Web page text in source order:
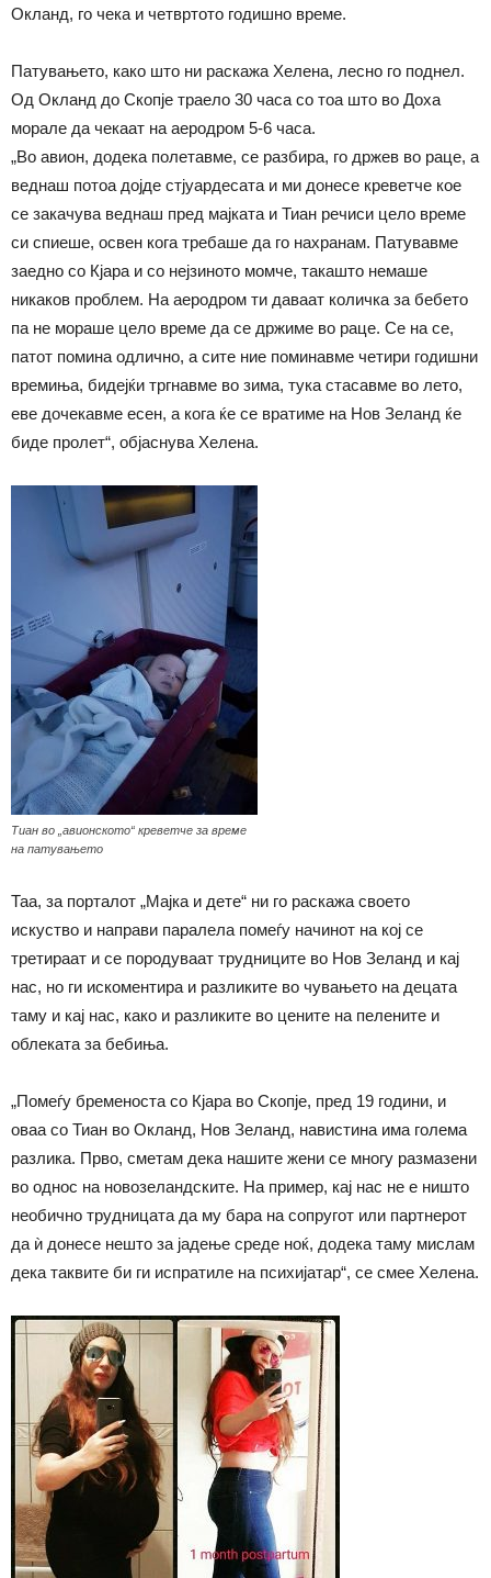
Окланд, го чека и четвртото годишно време.
Патувањето, како што ни раскажа Хелена, лесно го поднел.
Од Окланд до Скопје траело 30 часа со тоа што во Доха
морале да чекаат на аеродром 5-6 часа.
„Во авион, додека полетавме, се разбира, го држев во раце, а
веднаш потоа дојде стјуардесата и ми донесе креветче кое
се закачува веднаш пред мајката и Тиан речиси цело време
си спиеше, освен кога требаше да го нахранам. Патувавме
заедно со Кјара и со нејзиното момче, такашто немаше
никаков проблем. На аеродром ти даваат количка за бебето
па не мораше цело време да се држиме во раце. Се на се,
патот помина одлично, а сите ние поминавме четири годишни
времиња, бидејќи тргнавме во зима, тука стасавме во лето,
еве дочекавме есен, а кога ќе се вратиме на Нов Зеланд ќе
биде пролет“, објаснува Хелена.
Тиан во „авионското“ креветче за време
на патувањето
Таа, за порталот „Мајка и дете“ ни го раскажа своето
искуство и направи паралела помеѓу начинот на кој се
третираат и се породуваат трудниците во Нов Зеланд и кај
нас, но ги искоментира и разликите во чувањето на децата
таму и кај нас, како и разликите во цените на пелените и
облеката за бебиња.
„Помеѓу бременоста со Кјара во Скопје, пред 19 години, и
оваа со Тиан во Окланд, Нов Зеланд, навистина има голема
разлика. Прво, сметам дека нашите жени се многу размазени
во однос на новозеландските. На пример, кај нас не е ништо
необично трудницата да му бара на сопругот или партнерот
да ѝ донесе нешто за јадење среде ноќ, додека таму мислам
дека таквите би ги испратиле на психијатар“, се смее Хелена.